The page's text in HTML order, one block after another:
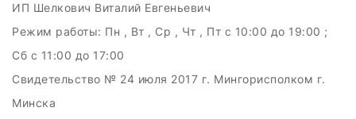
ИП Шелкович Виталий Евгеньевич
Режим работы: Пн , Вт , Ср , Чт , Пт c 10:00 до 19:00 ;
Сб c 11:00 до 17:00
Свидетельство № 24 июля 2017 г. Мингорисполком г.
Минска